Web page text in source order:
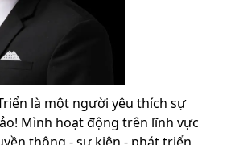
là một người yêu thích sự
Mình hoạt động trên lĩnh vực